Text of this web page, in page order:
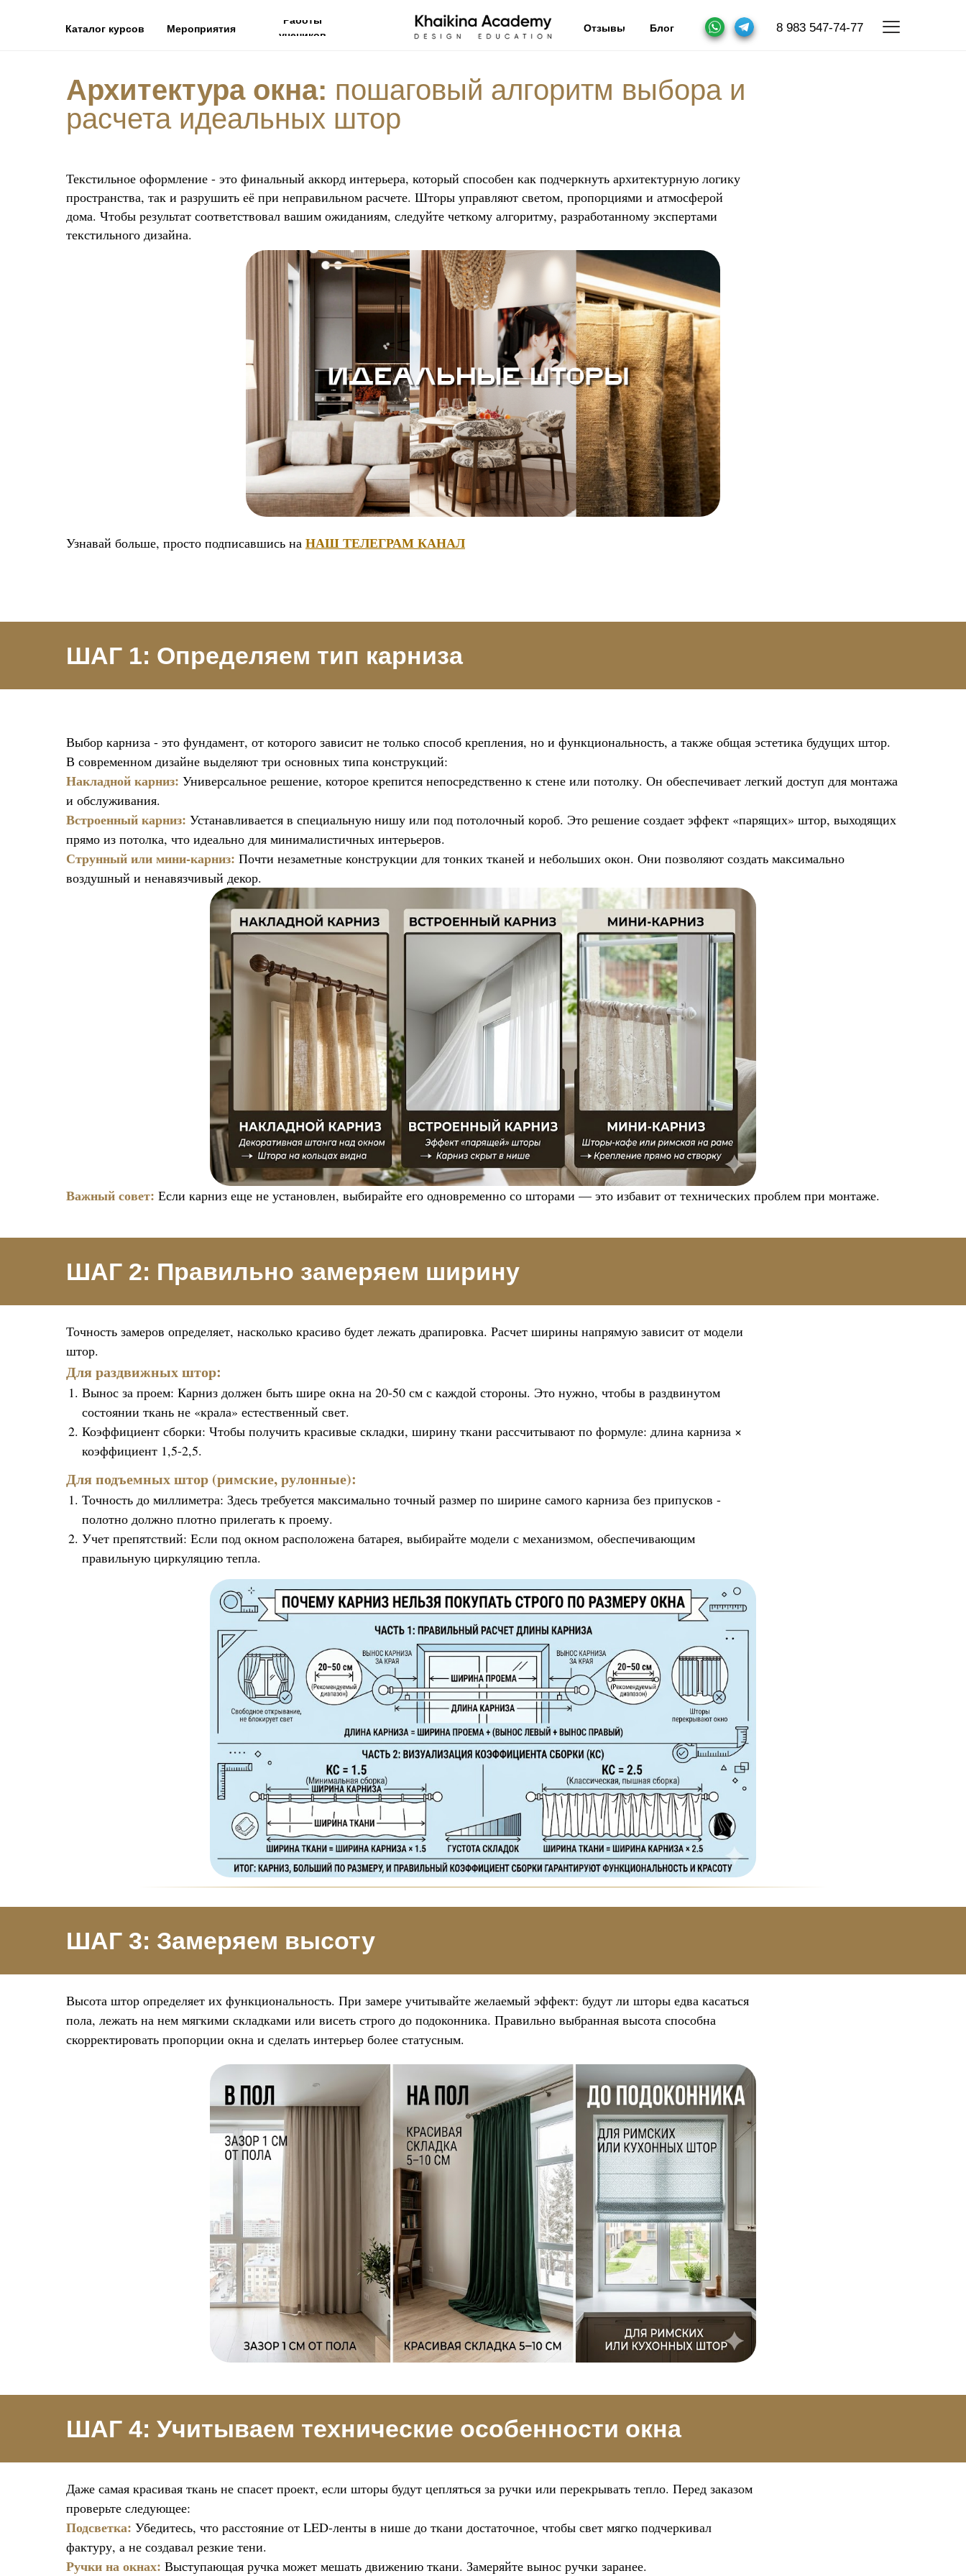
Каталог курсов Мероприятия
Работы
учеников
Отзывы Блог 8 983 547-74-77
Архитектура окна: пошаговый алгоритм выбора и
расчета идеальных штор
Текстильное оформление - это финальный аккорд интерьера, который способен как подчеркнуть архитектурную логику
пространства, так и разрушить её при неправильном расчете. Шторы управляют светом, пропорциями и атмосферой
дома. Чтобы результат соответствовал вашим ожиданиям, следуйте четкому алгоритму, разработанному экспертами
текстильного дизайна.
Узнавай больше, просто подписавшись на НАШ ТЕЛЕГРАМ КАНАЛ
ШАГ 1: Определяем тип карниза
Выбор карниза - это фундамент, от которого зависит не только способ крепления, но и функциональность, а также общая эстетика будущих штор.
В современном дизайне выделяют три основных типа конструкций:
Накладной карниз: Универсальное решение, которое крепится непосредственно к стене или потолку. Он обеспечивает легкий доступ для монтажа
и обслуживания.
Встроенный карниз: Устанавливается в специальную нишу или под потолочный короб. Это решение создает эффект «парящих» штор, выходящих
прямо из потолка, что идеально для минималистичных интерьеров.
Струнный или мини-карниз: Почти незаметные конструкции для тонких тканей и небольших окон. Они позволяют создать максимально
воздушный и ненавязчивый декор.
Важный совет: Если карниз еще не установлен, выбирайте его одновременно со шторами — это избавит от технических проблем при монтаже.
ШАГ 2: Правильно замеряем ширину
Точность замеров определяет, насколько красиво будет лежать драпировка. Расчет ширины напрямую зависит от модели
штор.
Для раздвижных штор:
Вынос за проем: Карниз должен быть шире окна на 20-50 см с каждой стороны. Это нужно, чтобы в раздвинутом
состоянии ткань не «крала» естественный свет.
Коэффициент сборки: Чтобы получить красивые складки, ширину ткани рассчитывают по формуле: длина карниза ×
коэффициент 1,5-2,5.
Для подъемных штор (римские, рулонные):
Точность до миллиметра: Здесь требуется максимально точный размер по ширине самого карниза без припусков -
полотно должно плотно прилегать к проему.
Учет препятствий: Если под окном расположена батарея, выбирайте модели с механизмом, обеспечивающим
правильную циркуляцию тепла.
ШАГ 3: Замеряем высоту
Высота штор определяет их функциональность. При замере учитывайте желаемый эффект: будут ли шторы едва касаться
пола, лежать на нем мягкими складками или висеть строго до подоконника. Правильно выбранная высота способна
скорректировать пропорции окна и сделать интерьер более статусным.
ШАГ 4: Учитываем технические особенности окна
Даже самая красивая ткань не спасет проект, если шторы будут цепляться за ручки или перекрывать тепло. Перед заказом
проверьте следующее:
Подсветка: Убедитесь, что расстояние от LED-ленты в нише до ткани достаточное, чтобы свет мягко подчеркивал
фактуру, а не создавал резкие тени.
Ручки на окнах: Выступающая ручка может мешать движению ткани. Замеряйте вынос ручки заранее.